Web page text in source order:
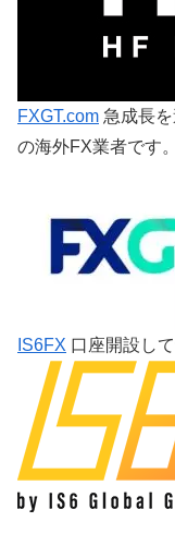
FXGT.com 急成長
の海外FX業者です。
IS6FX 口座開設し